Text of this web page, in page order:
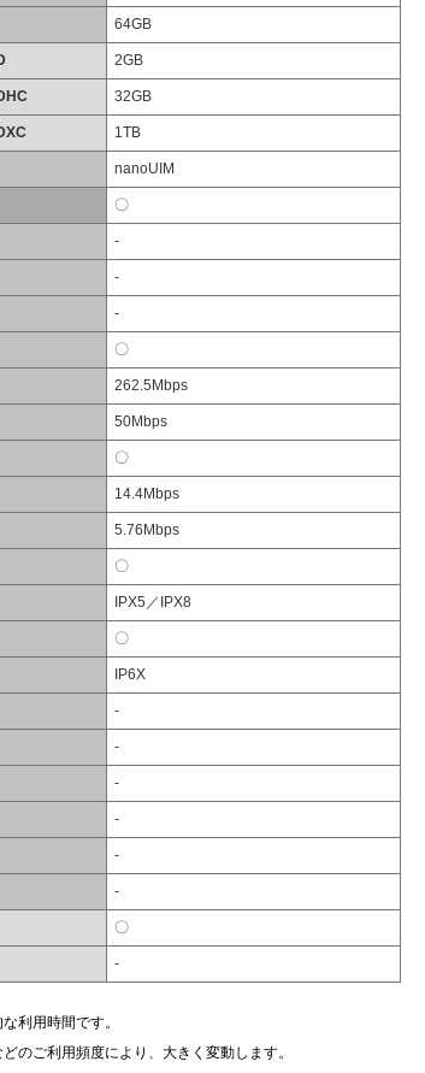
64GB
2GB
32GB
1TB
nanoUIM
〇
-
-
-
〇
262.5Mbps
50Mbps
〇
14.4Mbps
5.76Mbps
〇
IPX5／IPX8
〇
IP6X
-
-
-
-
-
-
〇
-
利用時間です。
のご利用頻度により、大きく変動します。